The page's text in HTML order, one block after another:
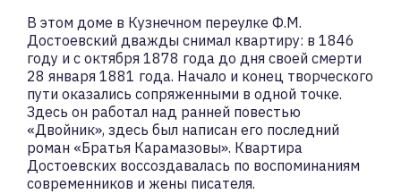
В этом доме в Кузнечном переулке Ф.М.
Достоевский дважды снимал квартиру: в 1846
году и с октября 1878 года до дня своей смерти
28 января 1881 года. Начало и конец творческого
пути оказались сопряженными в одной точке.
Здесь он работал над ранней повестью
«Двойник», здесь был написан его последний
роман «Братья Карамазовы». Квартира
Достоевских воссоздавалась по воспоминаниям
современников и жены писателя.